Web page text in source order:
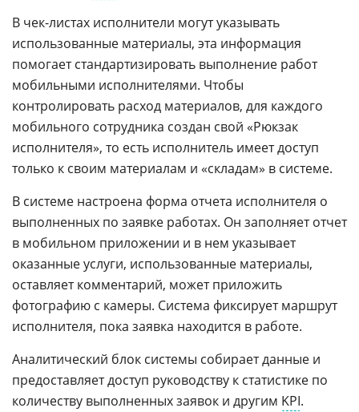
В чек-листах исполнители могут указывать
использованные материалы, эта информация
помогает стандартизировать выполнение работ
мобильными исполнителями. Чтобы
контролировать расход материалов, для каждого
мобильного сотрудника создан свой «Рюкзак
исполнителя», то есть исполнитель имеет доступ
только к своим материалам и «складам» в системе.
В системе настроена форма отчета исполнителя о
выполненных по заявке работах. Он заполняет отчет
в мобильном приложении и в нем указывает
оказанные услуги, использованные материалы,
оставляет комментарий, может приложить
фотографию с камеры. Система фиксирует маршрут
исполнителя, пока заявка находится в работе.
Аналитический блок системы собирает данные и
предоставляет доступ руководству к статистике по
количеству выполненных заявок и другим KPI.